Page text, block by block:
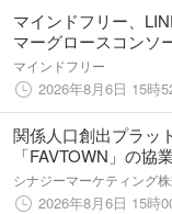
マインドフリー、
マーグロースコン
アプリ型のキャンペ
マインドフリー
2026年8月6日 15時
関係人口創出プラッ
「FAVTOWN」の協
山新報社と契約
シナジーマーケティング
2026年8月6日 15時